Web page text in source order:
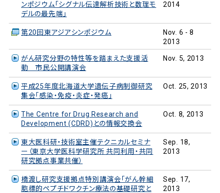
ンポジウム「シグナル伝達解析技術と数理モ
デルの最先端」
2014
第20回東アジアシンポジウム
Nov. 6 - 8
2013
がん研究分野の特性等を踏まえた支援活
動 市民公開講演会
Nov. 5, 2013
平成25年度北海道大学遺伝子病制御研究
集会「感染・免疫・炎症・発癌」
Oct. 25, 2013
The Centre for Drug Research and
Development (CDRD)との情報交換会
Oct. 8, 2013
東大医科研・技術室主催テクニカルセミナ
ー（東京大学医科学研究所 共同利用・共同
研究拠点事業共催）
Sep. 18,
2013
橋渡し研究支援拠点特別講演会「がん幹細
胞標的ペプチドワクチン療法の基礎研究と
Sep. 17,
2013